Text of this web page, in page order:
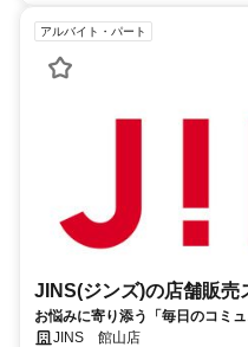
アルバイト・パート
JINS(ジンズ)の店舗販売
お悩みに寄り添う「毎日のコミ
経験から、JINSの頼れるプロへ！
JINS 館山店